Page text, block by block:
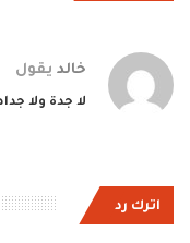
خالد يقول
لا جدة ولا
اترك رد